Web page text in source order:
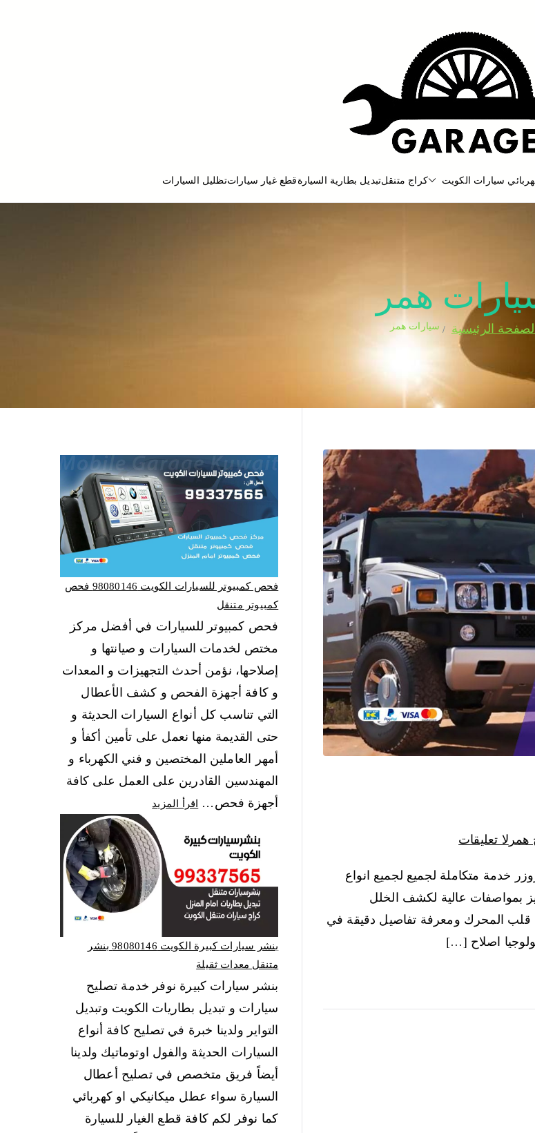
بنشر متنقل
بنشر متنقل الكويت كهرباء وبنشر كراج تصليح سياراتسيارات الكويت كراج متنقلتبديل بطارية السيارةقطع غيار سياراتتظليل السيارات
همر
الرئيسية سيارات همر
همر لا تعليقات
خدمة متكاملة لجميع لجميع انواع
بمواصفات عالية لكشف الخلل
قلب المحرك ومعرفة تفاصيل دقيقة في
اصلاح […]
فحص كمبيوتر للسيارات الكويت 98080146‬ فحص
كمبيوتر متنقل
فحص كمبيوتر للسيارات في أفضل مركز
مختص لخدمات السيارات و صيانتها و
إصلاحها، نؤمن أحدث التجهيزات و المعدات
و كافة أجهزة الفحص و كشف الأعطال
التي تناسب كل أنواع السيارات الحديثة و
حتى القديمة منها نعمل على تأمين أكفأ و
أمهر العاملين المختصين و فني الكهرباء و
المهندسين القادرين على العمل على كافة
أجهزة فحص…
اقرأ المزيد
بنشر سيارات كبيرة الكويت 98080146‬ بنشر
متنقل معدات ثقيلة
بنشر سيارات كبيرة نوفر خدمة تصليح
سيارات و تبديل بطاريات الكويت وتبديل
التواير ولدينا خبرة في تصليح كافة أنواع
السيارات الحديثة والفول اوتوماتيك ولدينا
أيضاً فريق متخصص في تصليح أعطال
السيارة سواء عطل ميكانيكي او كهربائي
كما نوفر لكم كافة قطع الغيار للسيارة